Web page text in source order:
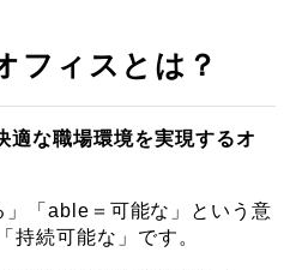
フィスとは？
適な職場環境を実現するオ
「able＝可能な」という意
持続可能な」です。